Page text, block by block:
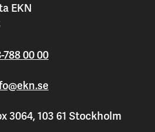
EKN
788 00 00
3064, 103 61 Stockholm